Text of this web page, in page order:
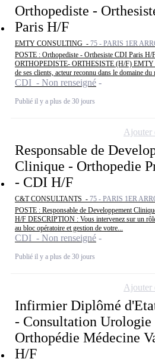
Orthopediste -
Paris H/F
EMTY CONSULTING - 75 - PARIS 1ER
POSTE : Orthopediste - Orthesiste CDI Paris
ORTHOPEDISTE- ORTHESISTE (H/F)
de ses clients, acteur reconnu dans le domaine du
CDI - Non renseigné
Publié il y a plus de 30 jours
Responsable de
Clinique - Orthopedie
- CDI H/F
C&T CONSULTANTS - 75 - PARIS 1ER
POSTE : Responsable de Developpement
H/F DESCRIPTION : Vous intervenez sur un
au bloc opératoire et gestion de votre...
CDI - Non renseigné
Publié il y a plus de 30 jours
Ajouter
Infirmier Diplômé
- Consultation Urologie
Orthopédie Médecine
H/F
Ajouter